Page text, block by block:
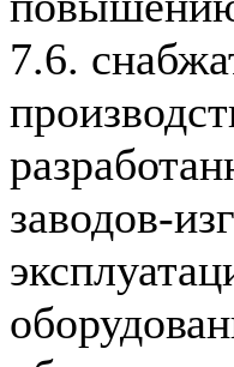
7.6.
заводов-